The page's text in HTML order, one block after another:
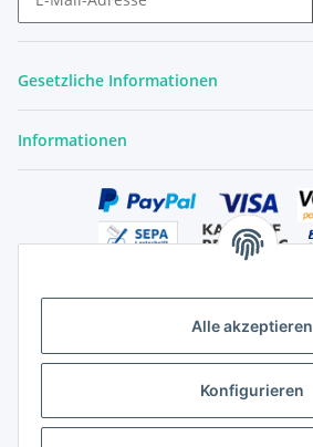
Alle akzeptieren
Konfigurieren
Gesetzliche Informationen
Informationen